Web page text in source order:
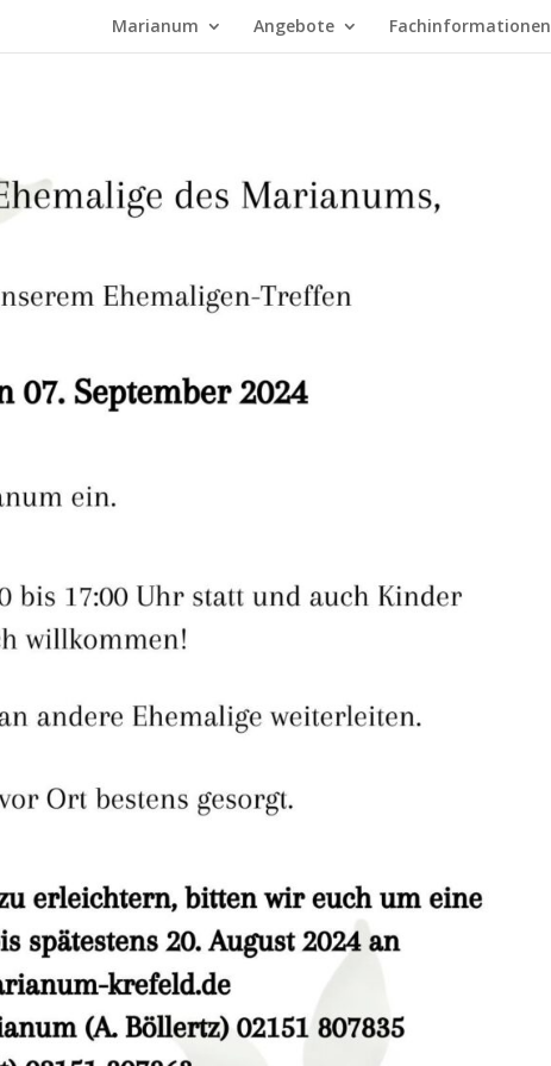
Marianum Angebote Fachinformationen